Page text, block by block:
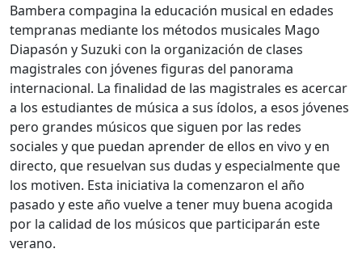
Bambera compagina la educación musical en edades
tempranas mediante los métodos musicales Mago
Diapasón y Suzuki con la organización de clases
magistrales con jóvenes figuras del panorama
internacional. La finalidad de las magistrales es acercar
a los estudiantes de música a sus ídolos, a esos jóvenes
pero grandes músicos que siguen por las redes
sociales y que puedan aprender de ellos en vivo y en
directo, que resuelvan sus dudas y especialmente que
los motiven. Esta iniciativa la comenzaron el año
pasado y este año vuelve a tener muy buena acogida
por la calidad de los músicos que participarán este
verano.